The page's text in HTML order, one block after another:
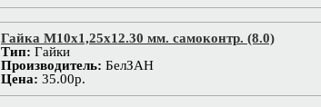
Гайка М10х1,25x12.30 мм. самоконтр. (8.0)
Тип: Гайки
Производитель: БелЗАН
Цена: 35.00р.